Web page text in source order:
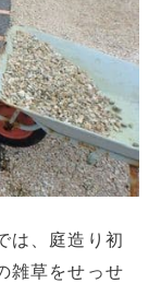
は、庭造り初
雑草をせっせ